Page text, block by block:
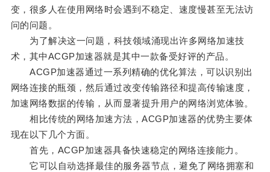
变，很多人在使用网络时会遇到不稳定、速度慢甚至无法访
问的问题。
为了解决这一问题，科技领域涌现出许多网络加速技
术，其中ACGP加速器就是其中一款备受好评的产品。
ACGP加速器通过一系列精确的优化算法，可以识别出
网络连接的瓶颈，然后通过改变传输路径和提高传输速度，
加速网络数据的传输，从而显著提升用户的网络浏览体验。
相比传统的网络加速方法，ACGP加速器的优势主要体
现在以下几个方面。
首先，ACGP加速器具备快速稳定的网络连接能力。
它可以自动选择最佳的服务器节点，避免了网络拥塞和